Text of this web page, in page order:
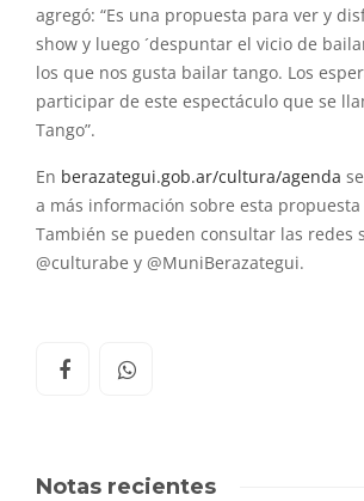
agregó: “Es una propuesta para ver y
show y luego ´despuntar el vicio de
los que nos gusta bailar tango. Los
participar de este espectáculo que se
Tango”.
En berazategui.gob.ar/cultura/agenda
a más información sobre esta
También se pueden consultar las redes
@culturabe y @MuniBerazategui.
Notas recientes